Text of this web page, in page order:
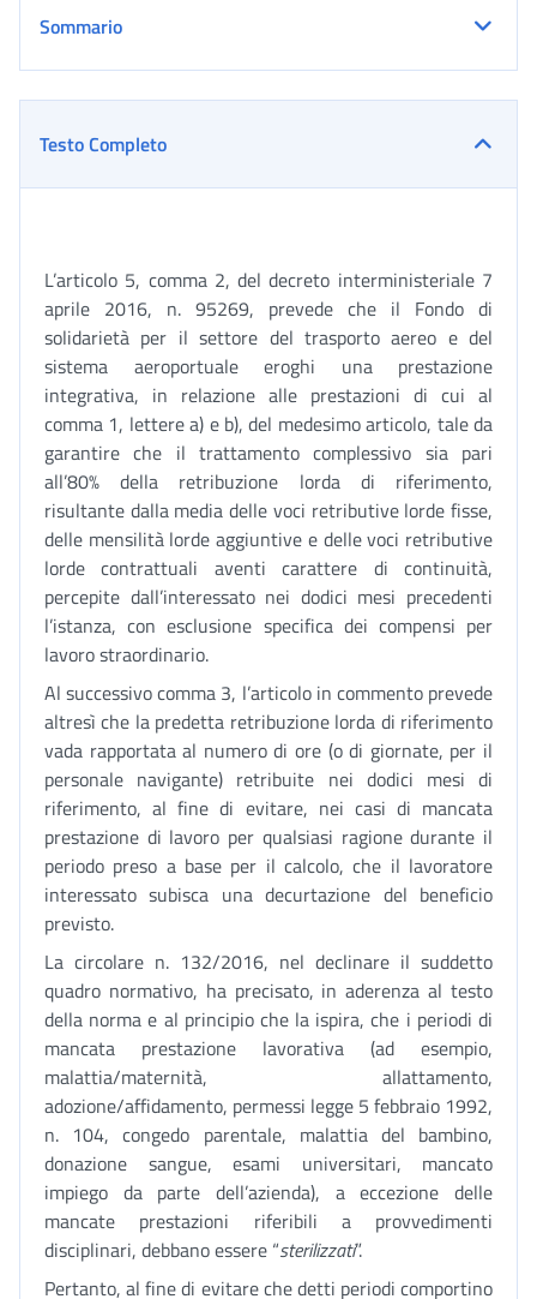
Sommario
Testo Completo
L’articolo 5, comma 2, del decreto interministeriale 7
aprile 2016, n. 95269, prevede che il Fondo di
solidarietà per il settore del trasporto aereo e del
sistema aeroportuale eroghi una prestazione
integrativa, in relazione alle prestazioni di cui al
comma 1, lettere a) e b), del medesimo articolo, tale da
garantire che il trattamento complessivo sia pari
all’80% della retribuzione lorda di riferimento,
risultante dalla media delle voci retributive lorde fisse,
delle mensilità lorde aggiuntive e delle voci retributive
lorde contrattuali aventi carattere di continuità,
percepite dall’interessato nei dodici mesi precedenti
l’istanza, con esclusione specifica dei compensi per
lavoro straordinario.
Al successivo comma 3, l’articolo in commento prevede
altresì che la predetta retribuzione lorda di riferimento
vada rapportata al numero di ore (o di giornate, per il
personale navigante) retribuite nei dodici mesi di
riferimento, al fine di evitare, nei casi di mancata
prestazione di lavoro per qualsiasi ragione durante il
periodo preso a base per il calcolo, che il lavoratore
interessato subisca una decurtazione del beneficio
previsto.
La circolare n. 132/2016, nel declinare il suddetto
quadro normativo, ha precisato, in aderenza al testo
della norma e al principio che la ispira, che i periodi di
mancata prestazione lavorativa (ad esempio,
malattia/maternità, allattamento,
adozione/affidamento, permessi legge 5 febbraio 1992,
n. 104, congedo parentale, malattia del bambino,
donazione sangue, esami universitari, mancato
impiego da parte dell’azienda), a eccezione delle
mancate prestazioni riferibili a provvedimenti
disciplinari, debbano essere “sterilizzati”.
Pertanto, al fine di evitare che detti periodi comportino